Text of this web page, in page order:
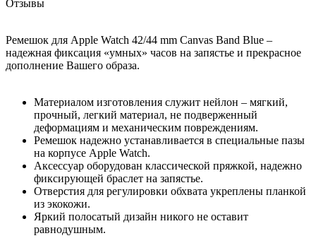
Отзывы
Ремешок для Apple Watch 42/44 mm Canvas Band Blue –
надежная фиксация «умных» часов на запястье и прекрасное
дополнение Вашего образа.
Материалом изготовления служит нейлон – мягкий,
прочный, легкий материал, не подверженный
деформациям и механическим повреждениям.
Ремешок надежно устанавливается в специальные пазы
на корпусе Apple Watch.
Аксессуар оборудован классической пряжкой, надежно
фиксирующей браслет на запястье.
Отверстия для регулировки обхвата укреплены планкой
из экокожи.
Яркий полосатый дизайн никого не оставит
равнодушным.